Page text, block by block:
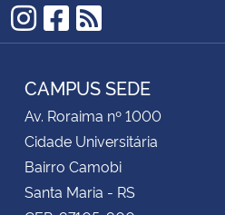
Instagram
Facebook
RSS
CAMPUS SEDE
Av. Roraima nº 1000
Cidade Universitária
Bairro Camobi
Santa Maria - RS